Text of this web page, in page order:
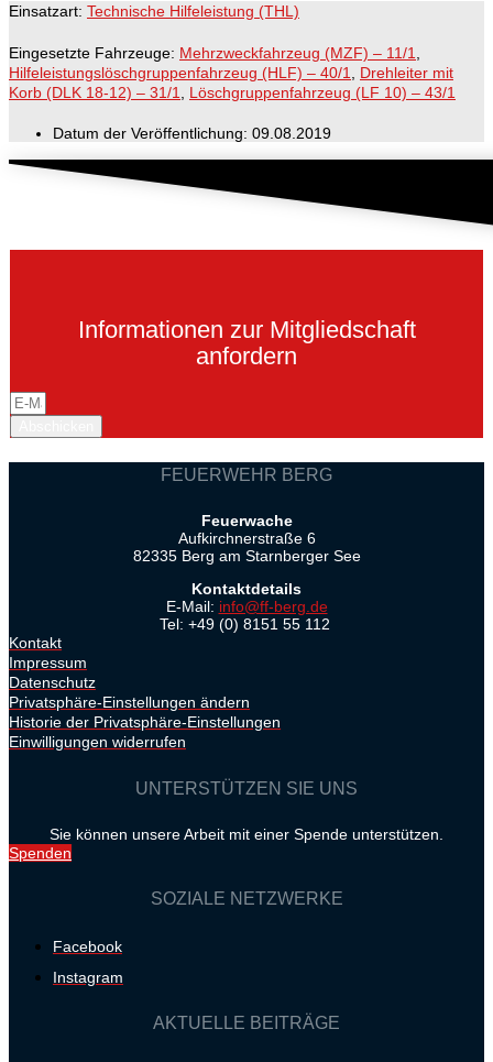
Einsatzart: Technische Hilfeleistung (THL)
Eingesetzte Fahrzeuge: Mehrzweckfahrzeug (MZF) – 11/1
Hilfeleistungslöschgruppenfahrzeug (HLF) – 40/1
Drehleiter mit
Korb (DLK 18-12) – 31/1
Löschgruppenfahrzeug (LF 10) – 43/1
Datum der Veröffentlichung: 09.08.2019
Informationen zur Mitgliedschaft
anfordern
FEUERWEHR BERG
Feuerwache
Aufkirchnerstraße 6
82335 Berg am Starnberger See
Kontaktdetails
E-Mail: info@ff-berg.de
Tel: +49 (0) 8151 55 112
Kontakt
Impressum
Datenschutz
Privatsphäre-Einstellungen ändern
Historie der Privatsphäre-Einstellungen
Einwilligungen widerrufen
UNTERSTÜTZEN SIE UNS
Sie können unsere Arbeit mit einer Spende unterstützen.
Spenden
SOZIALE NETZWERKE
Facebook
Instagram
AKTUELLE BEITRÄGE